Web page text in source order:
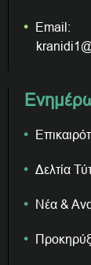
Email:
Δελτία
Νέα &